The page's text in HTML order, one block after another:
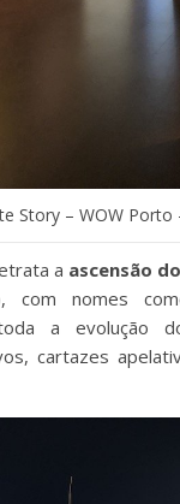
Story – WOW
a ascensão
com nomes
toda a evolução
cartazes